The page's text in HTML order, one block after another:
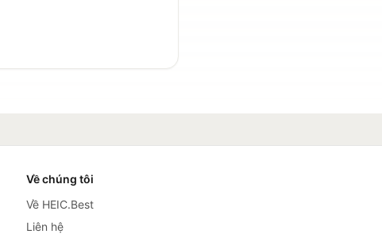
Về chúng tôi
Về HEIC.Best
Liên hệ